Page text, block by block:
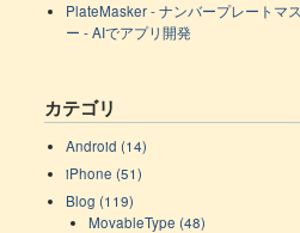
PlateMasker - ナンバープレートマ
ー - AIでアプリ開発
カテゴリ
Android (14)
iPhone (51)
Blog (119)
MovableType (48)